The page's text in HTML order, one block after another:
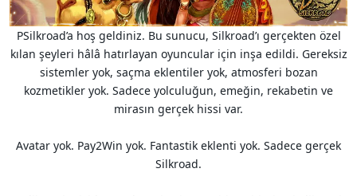
PSilkroad’a hoş geldiniz. Bu sunucu, Silkroad’ı gerçekten özel
kılan şeyleri hâlâ hatırlayan oyuncular için inşa edildi. Gereksiz
sistemler yok, saçma eklentiler yok, atmosferi bozan
kozmetikler yok. Sadece yolculuğun, emeğin, rekabetin ve
mirasın gerçek hissi var.
Avatar yok. Pay2Win yok. Fantastik eklenti yok. Sadece gerçek
Silkroad.